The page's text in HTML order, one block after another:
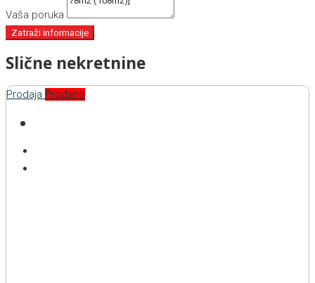
Vaša poruka
Zatraži informacije
Slične nekretnine
Prodaja Prodano